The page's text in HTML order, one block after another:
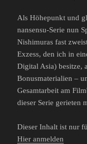
Als Höhepunkt und
nansensu-Serie nun
Nishimuras fast
Exzess, den ich in
Digital Asia) besitze,
Bonusmaterialien –
Gesamtarbeit am
dieser Serie gerieten
Dieser Inhalt ist nur
Hier anmelden